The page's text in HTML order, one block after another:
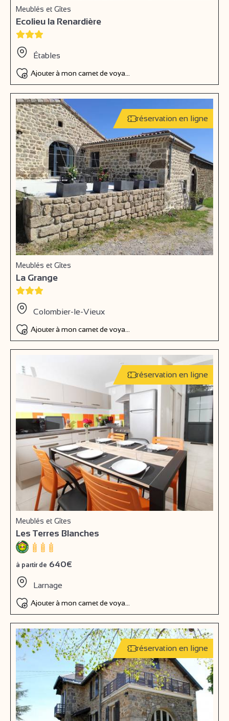
Meublés et Gîtes
Ecolieu la Renardière
Étables
Ajouter à mon carnet de voyage
réservation en ligne
Meublés et Gîtes
La Grange
Colombier-le-Vieux
Ajouter à mon carnet de voyage
réservation en ligne
Meublés et Gîtes
Les Terres Blanches
à partir de 640€
Larnage
Ajouter à mon carnet de voyage
réservation en ligne